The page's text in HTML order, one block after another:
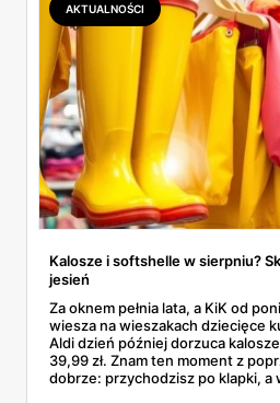
AKTUALNOŚCI
Kalosze i softshelle w sierpniu?
jesień
Za oknem pełnia lata, a KiK od
wiesza na wieszakach dziecięce
Aldi dzień później dorzuca
39,99 zł. Znam ten moment z
dobrze: przychodzisz po klapki, a